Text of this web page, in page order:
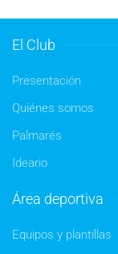
El Club
Presentación
Quiénes somos
Palmarés
Ideario
Área deportiva
Equipos y plantillas